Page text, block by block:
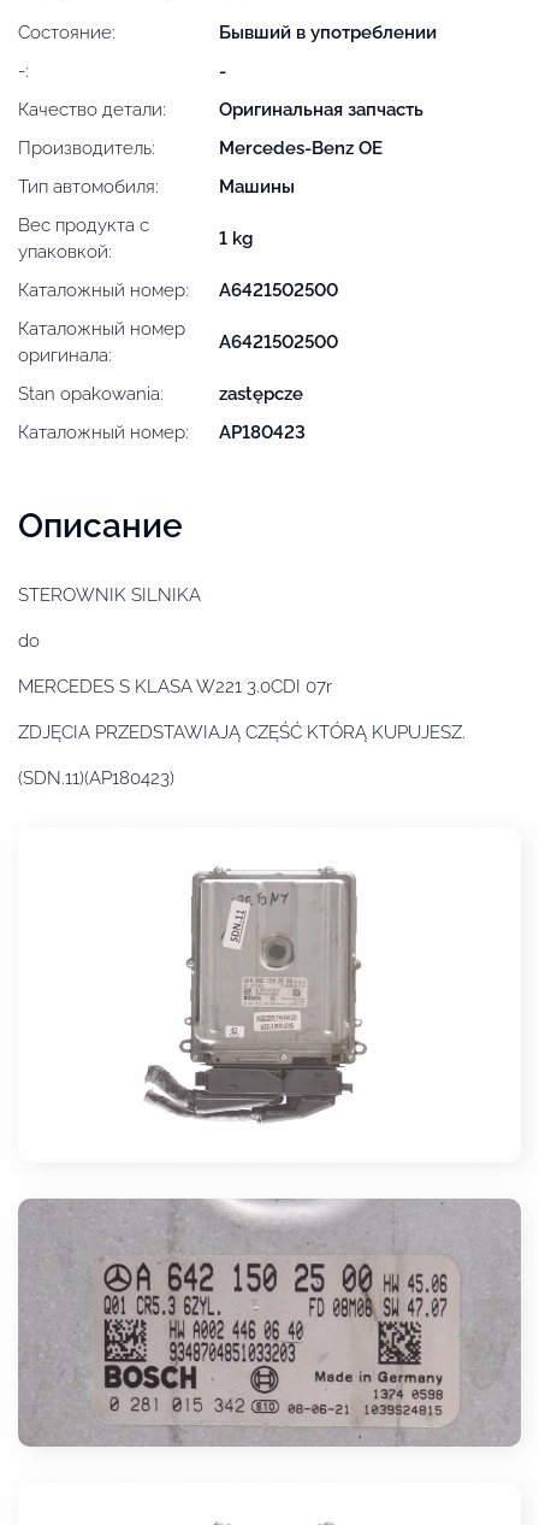
Состояние:
Бывший в употреблении
-:
-
Качество детали:
Оригинальная запчасть
Производитель:
Mercedes-Benz OE
Тип автомобиля:
Машины
Вес продукта с
упаковкой:
1 kg
Каталожный номер:
A6421502500
Каталожный номер
оригинала:
A6421502500
Stan opakowania:
zastępcze
Каталожный номер:
AP180423
Описание
STEROWNIK SILNIKA
do
MERCEDES S KLASA W221 3.0CDI 07r
ZDJĘCIA PRZEDSTAWIAJĄ CZĘŚĆ KTÓRĄ KUPUJESZ.
(SDN.11)(AP180423)